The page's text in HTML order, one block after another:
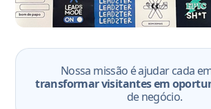
Nossa missão é ajudar cada
transformar visitantes em
de negócio.